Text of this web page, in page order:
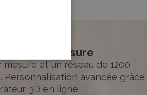
sur-mesure
et un réseau de 1200
avancée grâce
3D en ligne.